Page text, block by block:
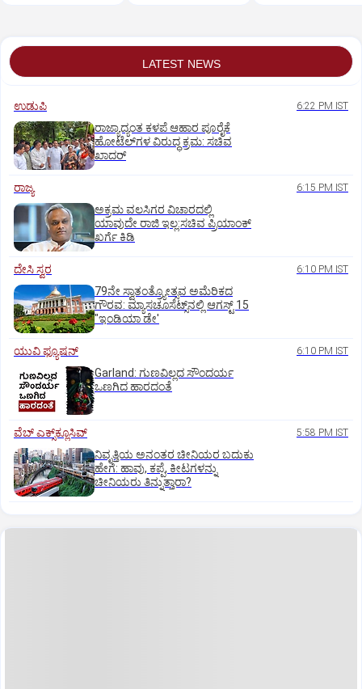
LATEST NEWS
ಉಡುಪಿ 6:22 PM IST
ರಾಜ್ಯಾದ್ಯಂತ ಕಳಪೆ ಆಹಾರ ಪೂರೈಕೆ
ಹೋಟೆಲ್‌ಗಳ ವಿರುದ್ಧ ಕ್ರಮ: ಸಚಿವ
ಖಾದರ್
ರಾಜ್ಯ 6:15 PM IST
ಅಕ್ರಮ ವಲಸಿಗರ ವಿಚಾರದಲ್ಲಿ
ಯಾವುದೇ ರಾಜಿ ಇಲ್ಲ:ಸಚಿವ ಪ್ರಿಯಾಂಕ್
ಖರ್ಗೆ ಕಿಡಿ
ದೇಸಿ ಸ್ವರ 6:10 PM IST
79ನೇ ಸ್ವಾತಂತ್ರ್ಯೋತ್ಸವ ಅಮೆರಿಕದ
ಗೌರವ: ಮ್ಯಾಸಚೂಸೆಟ್ಸ್‌ನಲ್ಲಿ ಆಗಸ್ಟ್‌ 15
"ಇಂಡಿಯಾ ಡೇ'
ಯುವಿ ಫ್ಯೂಷನ್ 6:10 PM IST
Garland: ಗುಣವಿಲ್ಲದ ಸೌಂದರ್ಯ
ಒಣಗಿದ ಹಾರದಂತೆ
ವೆಬ್ ಎಕ್ಸ್‌ಕ್ಲೂಸಿವ್ 5:58 PM IST
ನಿವೃತ್ತಿಯ ಅನಂತರ ಚೀನಿಯರ ಬದುಕು
ಹೇಗೆ: ಹಾವು, ಕಪ್ಪೆ, ಕೀಟಗಳನ್ನು
ಚೀನಿಯರು ತಿನ್ನುತ್ತಾರಾ?